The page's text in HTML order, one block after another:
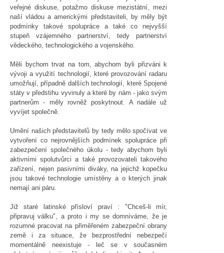
veřejné diskuse, potažmo diskuse mezistátní, mezi
naší vládou a americkými představiteli, by měly být
podmínky takové spolupráce a také co nejvyšší
stupeň vzájemného partnerství, tedy partnerství
vědeckého, technologického a vojenského.
Měli bychom trvat na tom, abychom byli přizváni k
vývoji a využití technologií, které provozování radaru
umožňují, případně dalších technologií, které Spojené
státy v předstihu vyvinuly a které by nám - jako svým
partnerům - měly rovněž poskytnout. A nadále už
vyvíjet společně.
Umění našich představitelů by tedy mělo spočívat ve
vytvoření co nejrovnějších podmínek spolupráce při
zabezpečení společného úkolu - tedy abychom byli
aktivními spolutvůrci a také provozovateli takového
zařízení, nejen pasivními diváky, na jejichž kopečku
jsou takové technologie umístěny a o kterých jinak
nemají ani páru.
Již staré latinské přísloví praví : "Chceš-li mír,
připravuj válku", a proto i my se domníváme, že je
rozumné pracovat na přiměřeném zabezpeční obrany
země i za situace, že bezprostřední nebezpečí
momentálně neexistuje - leč se v současném